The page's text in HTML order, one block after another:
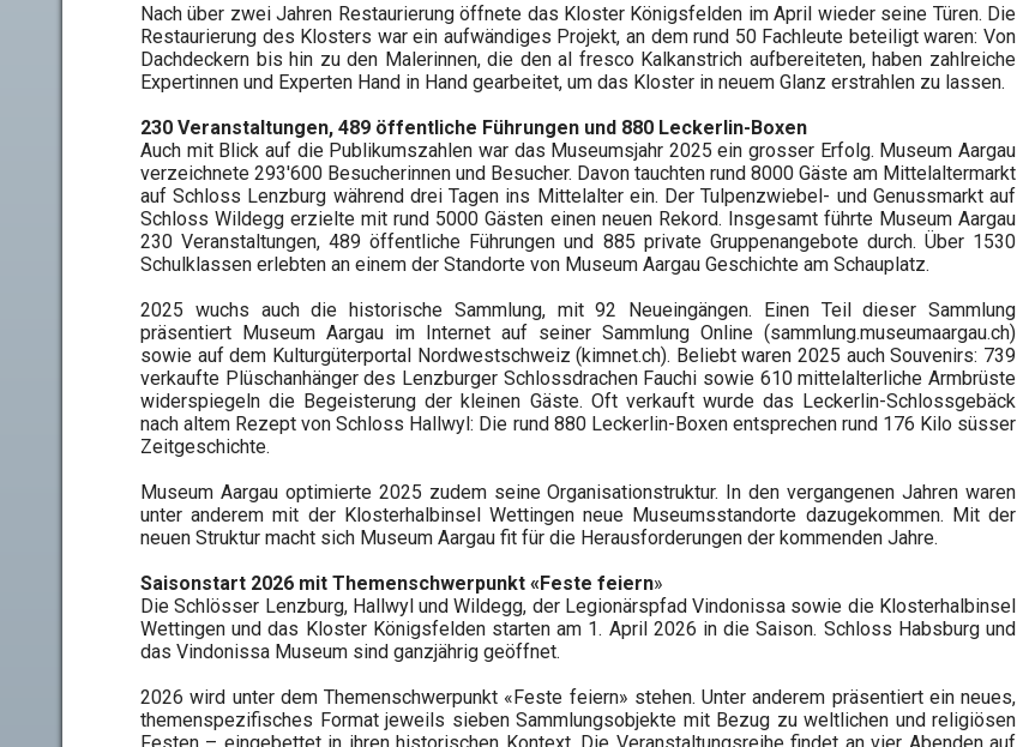
Nach über zwei Jahren Restaurierung öffnete das Kloster Königsfelden im April wieder seine Türen. Die
Restaurierung des Klosters war ein aufwändiges Projekt, an dem rund 50 Fachleute beteiligt waren: Von
Dachdeckern bis hin zu den Malerinnen, die den al fresco Kalkanstrich aufbereiteten, haben zahlreiche
Expertinnen und Experten Hand in Hand gearbeitet, um das Kloster in neuem Glanz erstrahlen zu lassen.
230 Veranstaltungen, 489 öffentliche Führungen und 880 Leckerlin-Boxen
Auch mit Blick auf die Publikumszahlen war das Museumsjahr 2025 ein grosser Erfolg. Museum Aargau
verzeichnete 293'600 Besucherinnen und Besucher. Davon tauchten rund 8000 Gäste am Mittelaltermarkt
auf Schloss Lenzburg während drei Tagen ins Mittelalter ein. Der Tulpenzwiebel- und Genussmarkt auf
Schloss Wildegg erzielte mit rund 5000 Gästen einen neuen Rekord. Insgesamt führte Museum Aargau
230 Veranstaltungen, 489 öffentliche Führungen und 885 private Gruppenangebote durch. Über 1530
Schulklassen erlebten an einem der Standorte von Museum Aargau Geschichte am Schauplatz.
2025 wuchs auch die historische Sammlung, mit 92 Neueingängen. Einen Teil dieser Sammlung
präsentiert Museum Aargau im Internet auf seiner Sammlung Online (sammlung.museumaargau.ch)
sowie auf dem Kulturgüterportal Nordwestschweiz (kimnet.ch). Beliebt waren 2025 auch Souvenirs: 739
verkaufte Plüschanhänger des Lenzburger Schlossdrachen Fauchi sowie 610 mittelalterliche Armbrüste
widerspiegeln die Begeisterung der kleinen Gäste. Oft verkauft wurde das Leckerlin-Schlossgebäck
nach altem Rezept von Schloss Hallwyl: Die rund 880 Leckerlin-Boxen entsprechen rund 176 Kilo süsser
Zeitgeschichte.
Museum Aargau optimierte 2025 zudem seine Organisationstruktur. In den vergangenen Jahren waren
unter anderem mit der Klosterhalbinsel Wettingen neue Museumsstandorte dazugekommen. Mit der
neuen Struktur macht sich Museum Aargau fit für die Herausforderungen der kommenden Jahre.
Saisonstart 2026 mit Themenschwerpunkt «Feste feiern»
Die Schlösser Lenzburg, Hallwyl und Wildegg, der Legionärspfad Vindonissa sowie die Klosterhalbinsel
Wettingen und das Kloster Königsfelden starten am 1. April 2026 in die Saison. Schloss Habsburg und
das Vindonissa Museum sind ganzjährig geöffnet.
2026 wird unter dem Themenschwerpunkt «Feste feiern» stehen. Unter anderem präsentiert ein neues,
themenspezifisches Format jeweils sieben Sammlungsobjekte mit Bezug zu weltlichen und religiösen